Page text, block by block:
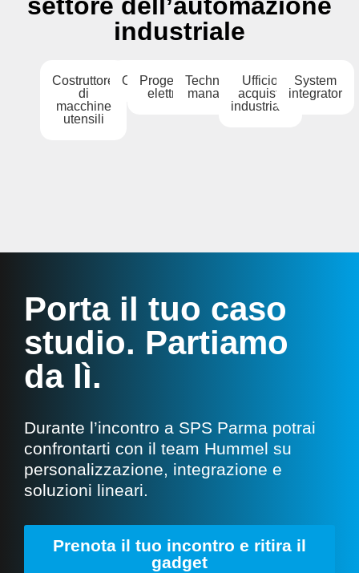
industriale
Costruttore
di
macchine
utensili
OEMProgettista
elettrico
Technical
manager
Ufficio
acquisti
industriale
System
integrator
Porta il tuo caso
studio. Partiamo
da lì.
Durante l’incontro a SPS Parma potrai
confrontarti con il team Hummel su
personalizzazione, integrazione e
soluzioni lineari.
Prenota il tuo incontro e ritira il
gadget